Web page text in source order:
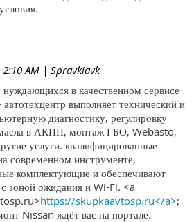
AM | Spravkiavk
в качественном сервисе
выполняет технический и
диагностику, регулировку
масла в АКПП, монтаж ГБО, Webasto,
услуги. квалифицированные
современном инструменте,
комплектующие и обеспечивают
зоной ожидания и Wi-Fi. <a
https://skupkaavtosp.ru</a>;
Nissan ждёт вас на портале.